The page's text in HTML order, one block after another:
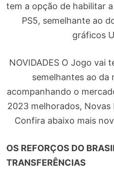
tem a opção de habilitar
PS5, semelhante ao
gráficos
NOVIDADES O Jogo vai
semelhantes ao da
acompanhando o
2023 melhorados,
Confira abaixo mais
OS REFORÇOS DO
TRANSFERÊNCIAS